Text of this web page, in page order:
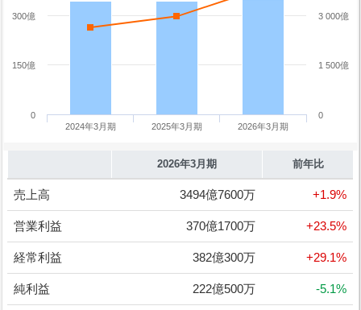
2024年3月期 2025年3月期 2026年3月期
0
1 500億
3 000億
0
150億
300億
2026年3月期 前年比
売上高 3494億7600万 +1.9%
営業利益 370億1700万 +23.5%
経常利益 382億300万 +29.1%
純利益 222億500万 -5.1%